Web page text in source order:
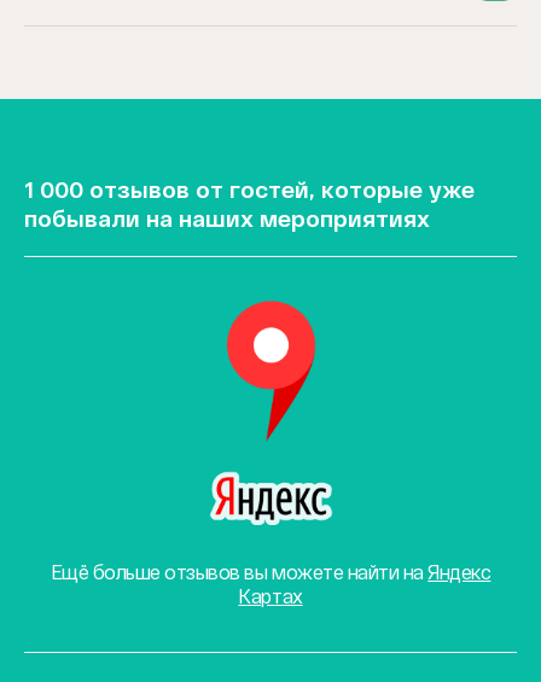
1 000 отзывов от гостей, которые уже
побывали на наших мероприятиях
Ещё больше отзывов вы можете найти наЯндекс
Картах